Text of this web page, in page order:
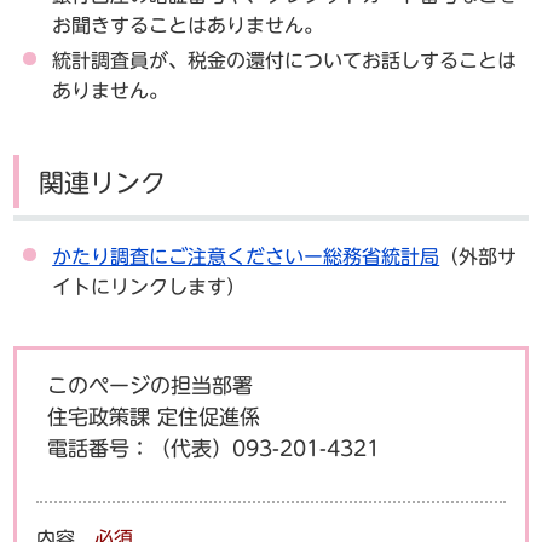
お聞きすることはありません。
統計調査員が、税金の還付についてお話しすることは
ありません。
関連リンク
かたり調査にご注意くださいー総務省統計局 （外部サ
イトにリンクします）
このページの担当部署
住宅政策課 定住促進係
電話番号：
（代表）093-201-4321
内容 必須